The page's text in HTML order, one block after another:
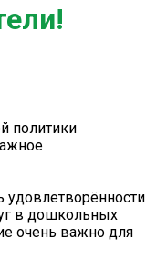
политики
в дошкольных
очень важно для